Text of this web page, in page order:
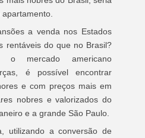
a venda nos Estados
rentáveis do que no Brasil?
o mercado americano
é possível encontrar
e com preços mais em
nobres e valorizados do
e a grande São Paulo.
utilizando a conversão de